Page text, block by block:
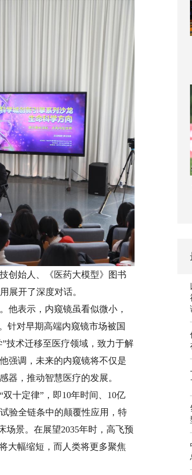
始人、《医药大模型》图书
展开了深度对话。
表示，内窥镜虽看似微小，
针对早期高端内窥镜市场被国
技术迁移至医疗领域，致力于解
强调，未来的内窥镜将不仅是
器，推动智慧医疗的发展。
十定律”，即10年时间、10亿
验全链条中的颠覆性应用，特
景。在展望2035年时，高飞预
大幅缩短，而人类将更多聚焦